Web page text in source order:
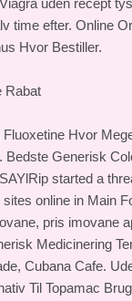
uden recept
time efter. Online
Hvor Bestiller.
Rabat
Fluoxetine Hvor
Bedste Generisk
started a
online in Main
pris imovane
Medicinering
Cubana Cafe.
Til Topamac